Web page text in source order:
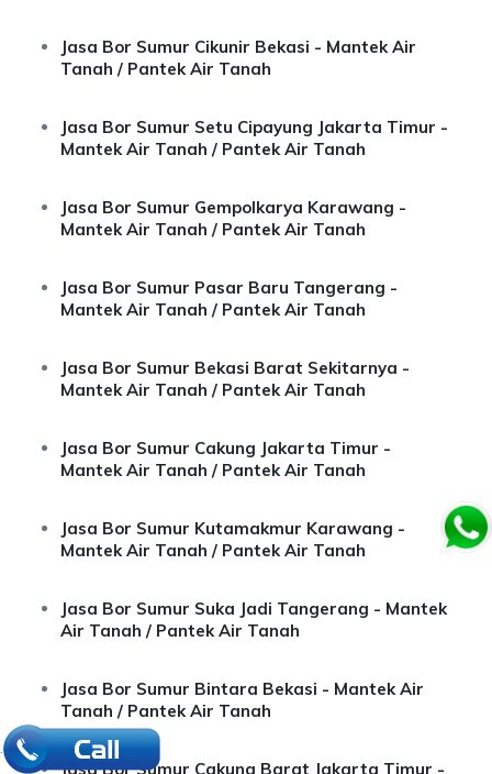
Jasa Bor Sumur Cikunir Bekasi - Mantek Air
Tanah / Pantek Air Tanah
Jasa Bor Sumur Setu Cipayung Jakarta Timur -
Mantek Air Tanah / Pantek Air Tanah
Jasa Bor Sumur Gempolkarya Karawang -
Mantek Air Tanah / Pantek Air Tanah
Jasa Bor Sumur Pasar Baru Tangerang -
Mantek Air Tanah / Pantek Air Tanah
Jasa Bor Sumur Bekasi Barat Sekitarnya -
Mantek Air Tanah / Pantek Air Tanah
Jasa Bor Sumur Cakung Jakarta Timur -
Mantek Air Tanah / Pantek Air Tanah
Jasa Bor Sumur Kutamakmur Karawang -
Mantek Air Tanah / Pantek Air Tanah
Jasa Bor Sumur Suka Jadi Tangerang - Mantek
Air Tanah / Pantek Air Tanah
Jasa Bor Sumur Bintara Bekasi - Mantek Air
Tanah / Pantek Air Tanah
Jasa Bor Sumur Cakung Barat Jakarta Timur -
.